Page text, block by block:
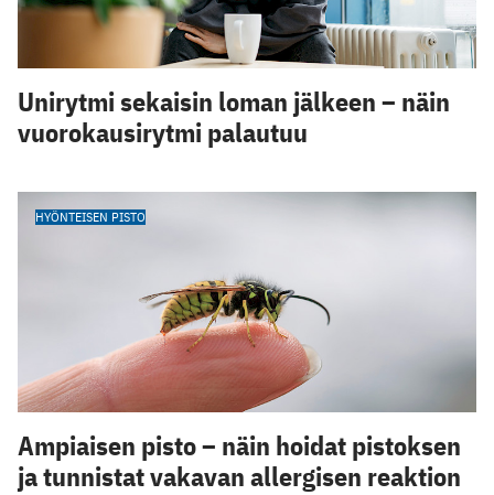
Unirytmi sekaisin loman jälkeen – näin
vuorokausirytmi palautuu
HYÖNTEISEN PISTO
Ampiaisen pisto – näin hoidat pistoksen
ja tunnistat vakavan allergisen reaktion